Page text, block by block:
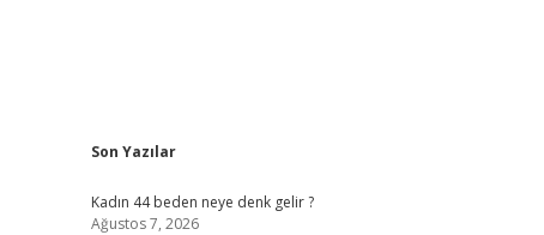
Sidebar
Son Yazılar
Kadın 44 beden neye denk gelir ?
Ağustos 7, 2026